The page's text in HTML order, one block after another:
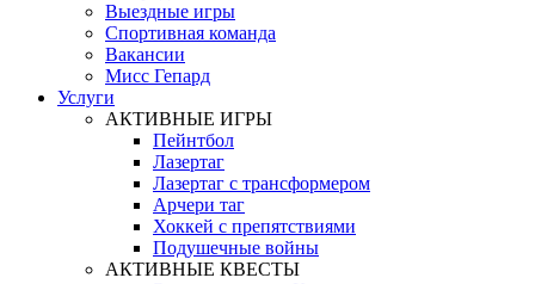
Выездные игры
Спортивная команда
Вакансии
Мисс Гепард
Услуги
АКТИВНЫЕ ИГРЫ
Пейнтбол
Лазертаг
Лазертаг с трансформером
Арчери таг
Хоккей с препятствиями
Подушечные войны
АКТИВНЫЕ КВЕСТЫ